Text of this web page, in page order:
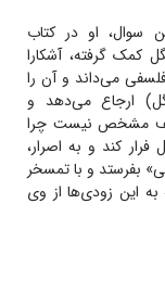
سوال، او در کتاب
کمک گرفته، آشکارا
می‌داند و آن را
ارجاع می‌دهد و
مشخص نیست چرا
کند و به اصرار،
بفرستد و با تمسخر
به این زودی‌ها از وی